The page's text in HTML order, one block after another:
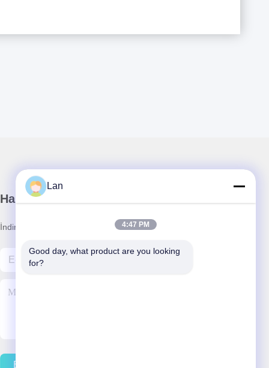
Haber Bültenimiz
İndirimler ve daha fazlası için bültenimize abone olun.
Bizimle İletişim
Lan
4:47 PM
Good day, what product are you looking
for?